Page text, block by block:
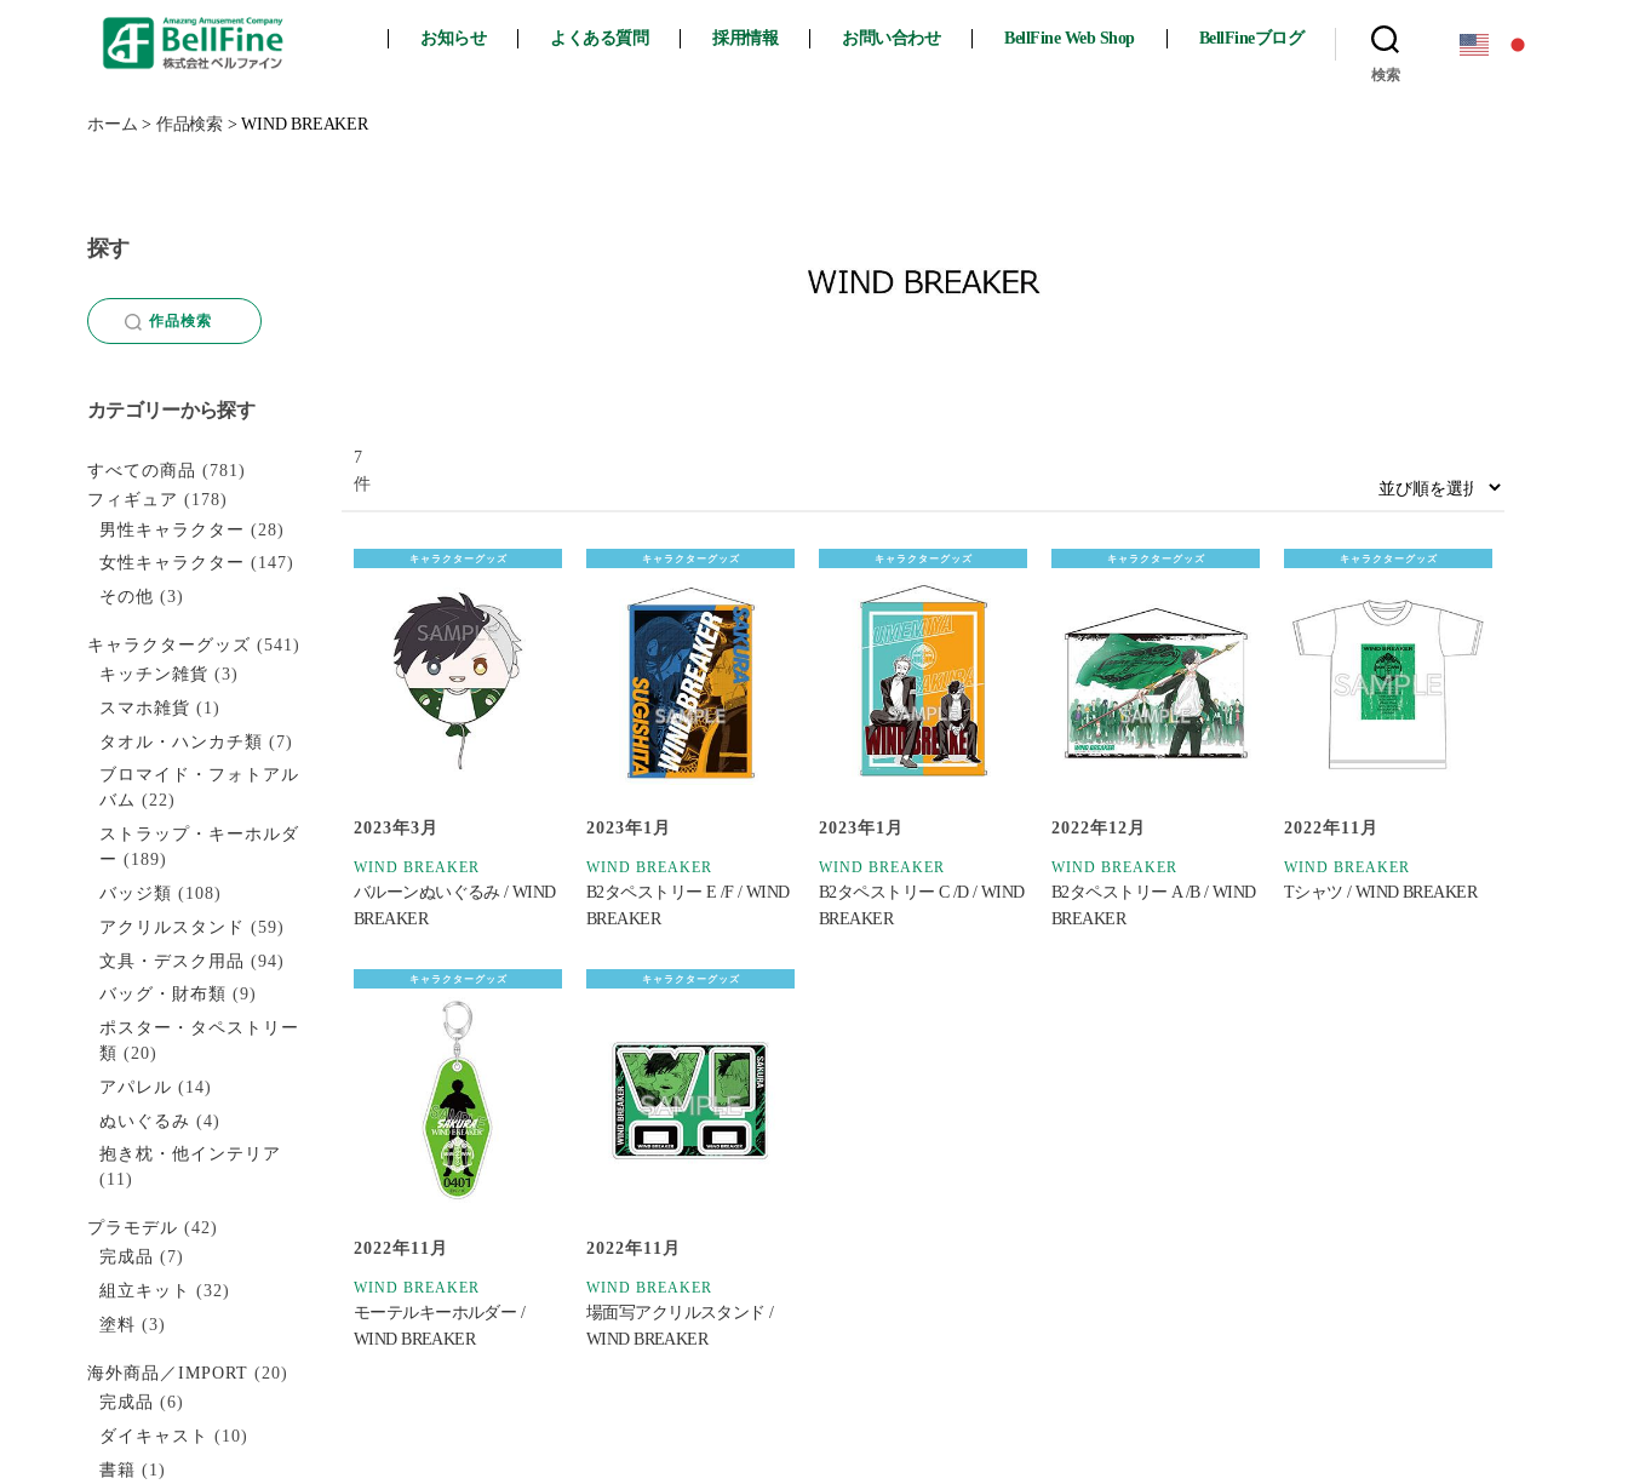
フ
お知らせ よくある質問 採用情報 お問い合わせ BellFine Web Shop BellFineブログ
検索
ホーム > 作品検索 >WIND BREAKER
7
件
キャラクターグッズ
2023年3月
WIND BREAKER
バルーンぬいぐるみ / WIND
BREAKER
キャラクターグッズ
2023年1月
WIND BREAKER
B2タペストリー E /F / WIND
BREAKER
キャラクターグッズ
2023年1月
WIND BREAKER
B2タペストリー C /D / WIND
BREAKER
キャラクターグッズ
2022年12月
WIND BREAKER
B2タペストリー A /B / WIND
BREAKER
キャラクターグッズ
2022年11月
WIND BREAKER
Tシャツ / WIND BREAKER
キャラクターグッズ
2022年11月
WIND BREAKER
モーテルキーホルダー /
WIND BREAKER
キャラクターグッズ
2022年11月
WIND BREAKER
場面写アクリルスタンド /
WIND BREAKER
探す
作品検索
カテゴリーから探す
すべての商品 (781)
フィギュア (178)
男性キャラクター (28)
女性キャラクター (147)
その他 (3)
キャラクターグッズ (541)
キッチン雑貨 (3)
スマホ雑貨 (1)
タオル・ハンカチ類 (7)
ブロマイド・フォトアル
バム (22)
ストラップ・キーホルダ
ー (189)
バッジ類 (108)
アクリルスタンド (59)
文具・デスク用品 (94)
バッグ・財布類 (9)
ポスター・タペストリー
類 (20)
アパレル (14)
ぬいぐるみ (4)
抱き枕・他インテリア
(11)
プラモデル (42)
完成品 (7)
組立キット (32)
塗料 (3)
海外商品／IMPORT (20)
完成品 (6)
ダイキャスト (10)
書籍 (1)